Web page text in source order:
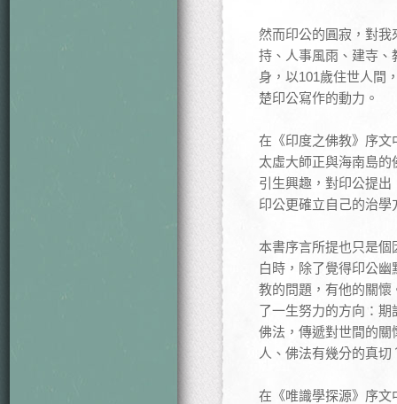
然而印公的圓寂，對
持、人事風雨、建寺
身，以101歲住世人間
楚印公寫作的動力。
在《印度之佛教》序
太虛大師正與海南島
引生興趣，對印公提
印公更確立自己的治
本書序言所提也只是
白時，除了覺得印公
教的問題，有他的關
了一生努力的方向：
佛法，傳遞對世間的
人、佛法有幾分的真
在《唯識學探源》序